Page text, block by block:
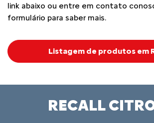
link abaixo ou entre em contato
formulário para saber mais.
Listagem de produtos em
RECALL